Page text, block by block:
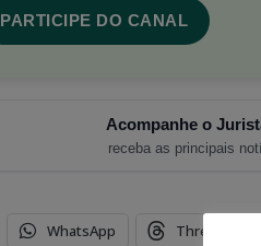
PARTICIPE DO CANAL
Acompanhe o
receba as principais
WhatsApp Threads